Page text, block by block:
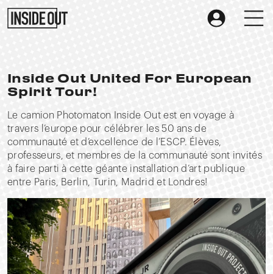
Inside Out United For European
Spirit Tour!
Le camion Photomaton Inside Out est en voyage à
travers l’europe pour célébrer les 50 ans de
communauté et d’excellence de l’ESCP. Élèves,
professeurs, et membres de la communauté sont invités
à faire parti à cette géante installation d’art publique
entre Paris, Berlin, Turin, Madrid et Londres!